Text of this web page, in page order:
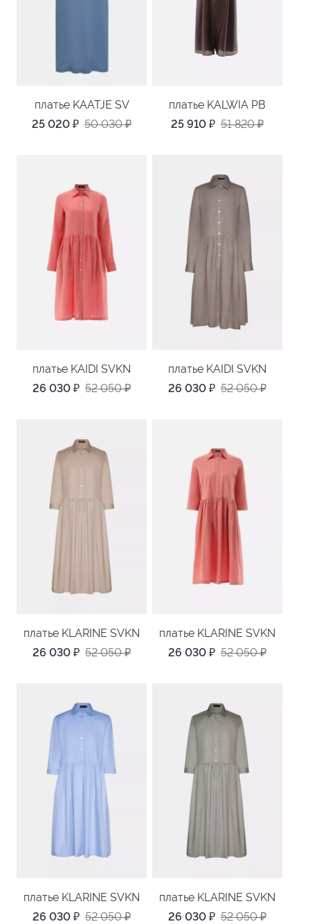
платье KAATJE SV
25 020 ₽ 50 030₽
платье KALWIA PB
25 910 ₽ 51 820₽
платье KAIDI SVKN
26 030 ₽ 52 050₽
платье KAIDI SVKN
26 030 ₽ 52 050₽
платье KLARINE SVKN
26 030 ₽ 52 050₽
платье KLARINE SVKN
26 030 ₽ 52 050₽
платье KLARINE SVKN
26 030 ₽ 52 050₽
платье KLARINE SVKN
26 030 ₽ 52 050₽